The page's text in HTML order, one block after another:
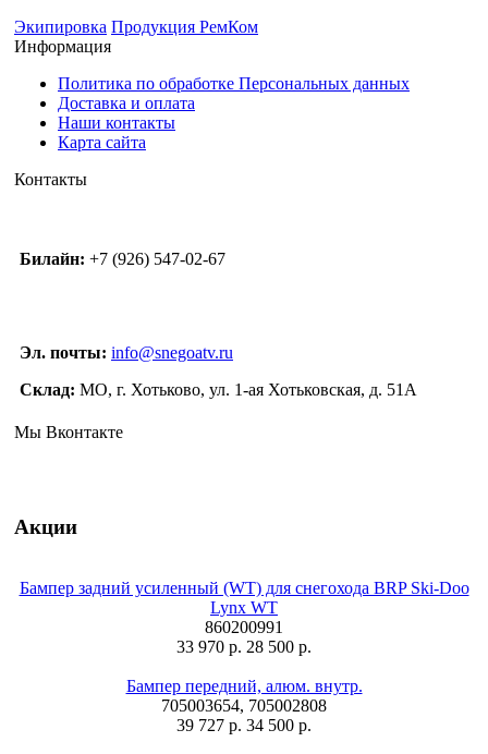
Экипировка Продукция РемКом
Информация
Политика по обработке Персональных данных
Доставка и оплата
Наши контакты
Карта сайта
Контакты
Билайн: +7 (926) 547-02-67
Эл. почты: info@snegoatv.ru
Склад: МО, г. Хотьково, ул. 1-ая Хотьковская, д. 51А
Мы Вконтакте
Акции
Бампер задний усиленный (WT) для снегохода BRP Ski-Doo
Lynx WT
860200991
33 970 р. 28 500 р.
Бампер передний, алюм. внутр.
705003654, 705002808
39 727 р. 34 500 р.